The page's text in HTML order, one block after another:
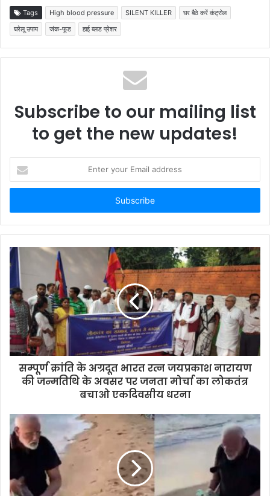
Tags High blood pressure SILENT KILLER
घर बैठे करें कंट्रोल
घरेलू उपाय
जंक-फूड हाई ब्लड प्रेशर
Subscribe to our mailing list
to get the new updates!
your
Email
सम्पूर्ण क्रांति के अग्रदूत भारत रत्न जयप्रकाश नारायण
की जन्मतिथि के अवसर पर जनता मोर्चा का लोकतंत्र
बचाओ एकदिवसीय धरना